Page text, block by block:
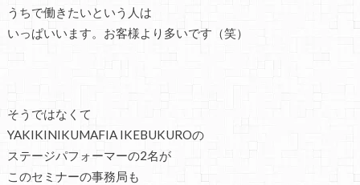
うちで働きたいという人は
いっぱいいます。お客様より多いです（笑）
そうではなくて
YAKIKINIKUMAFIA IKEBUKUROの
ステージパフォーマーの2名が
このセミナーの事務局も